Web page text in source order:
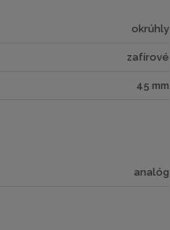
okrúhly
zafírové
45 mm
analóg